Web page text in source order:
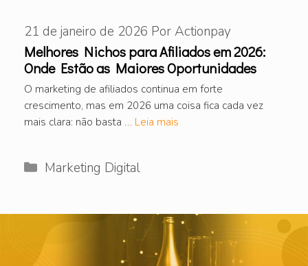
Melhores Nichos para Afiliados em 2026:
Onde Estão as Maiores Oportunidades
21 de janeiro de 2026 PorActionpay
O marketing de afiliados continua em forte
crescimento, mas em 2026 uma coisa fica cada vez
mais clara: não basta … Leia mais
Categorias
Marketing Digital